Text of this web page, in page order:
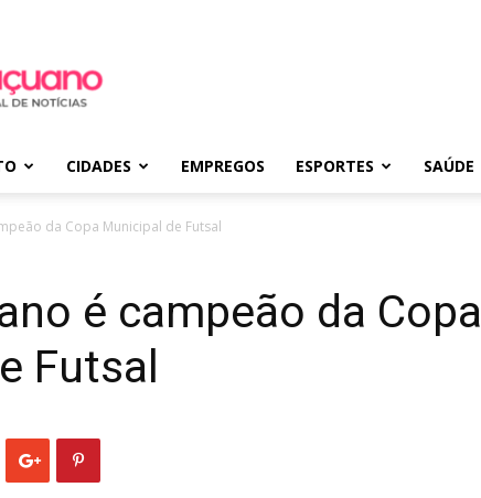
CIDADES EMPREGOS ESPORTES SAÚDE
da Copa Municipal de Futsal
é campeão da Copa
Futsal